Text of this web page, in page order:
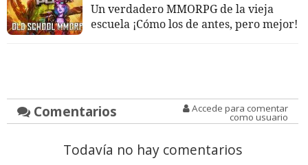
Un verdadero MMORPG de la vieja
escuela ¡Cómo los de antes, pero mejor!
Comentarios Accede para comentar
como usuario
Todavía no hay comentarios